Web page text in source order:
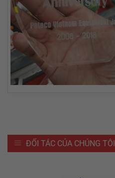
ĐỐI TÁC CỦA CHÚNG TÔI